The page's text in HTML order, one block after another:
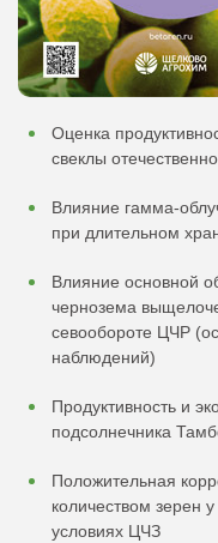
Оценка
свеклы
Влияние гамма-
при длительном
Влияние основной
чернозема
севообороте ЦЧР
наблюдений)
Продуктивность и
подсолнечника
Положительная
количеством зерен
условиях ЦЧЗ